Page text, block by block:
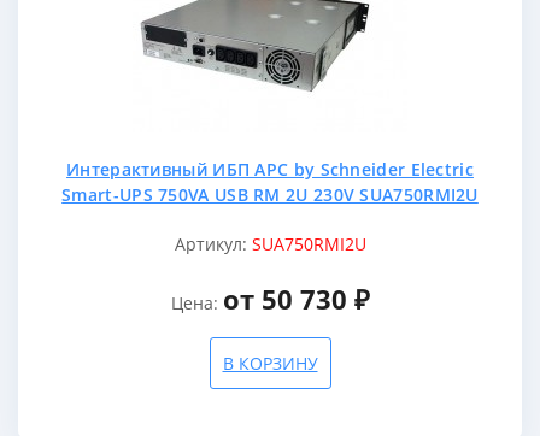
Интерактивный ИБП APC by Schneider Electric
Smart-UPS 750VA USB RM 2U 230V SUA750RMI2U
Артикул: SUA750RMI2U
Цена: от 50 730 ₽
В КОРЗИНУ